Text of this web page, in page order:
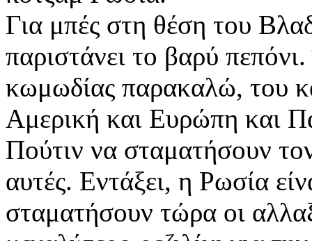
Για μπές στη θέση του
παριστάνει το βαρύ
κωμωδίας παρακαλώ, του
Αμερική και Ευρώπη και
Πούτιν να σταματήσουν
αυτές. Εντάξει, η Ρωσία
σταματήσουν τώρα οι